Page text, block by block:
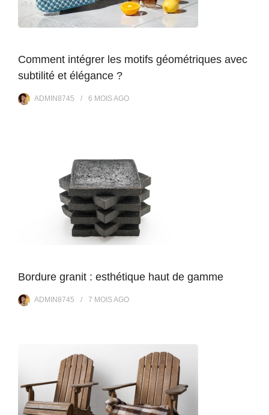
Comment intégrer les motifs géométriques avec
subtilité et élégance ?
ADMIN8745 6 MOISAGO
Bordure granit : esthétique haut de gamme
ADMIN8745 7 MOISAGO